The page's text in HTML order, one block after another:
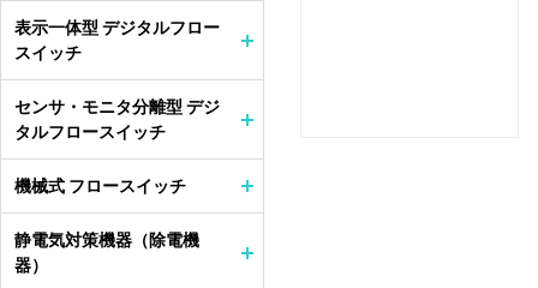
表示一体型 デジタルフロー
スイッチ
センサ・モニタ分離型 デジ
タルフロースイッチ
機械式 フロースイッチ
静電気対策機器（除電機
器）